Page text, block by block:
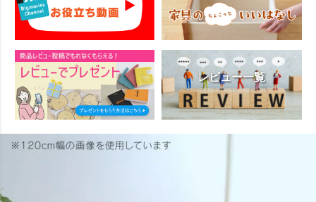
レビュー一覧